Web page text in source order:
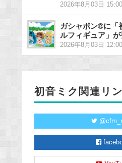
2026年8月03日 15:00
ガシャポン®に「
ルフィギュア」が
2026年8月03日 12:00
初音ミク関連リ